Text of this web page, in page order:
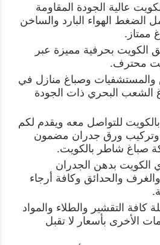
عالية الجودة المقاومة
الضغط الهواء البارد والساخن
ممتاز.
بحرفية مميزة عبر
محترف.
والمستشفيات وصباغ منازل في
الشعب البحري ذات الجودة
للتواصل معه ويقدم لكم
وتركيب ورق جدران مضمون
صباغ شاطر بالكويت.
الكويت بدهن الجدران
والحدائق وكافة أرجاء
كافة التقشير والطلاء والمواد
الأخرى بأسعار لا تقبل